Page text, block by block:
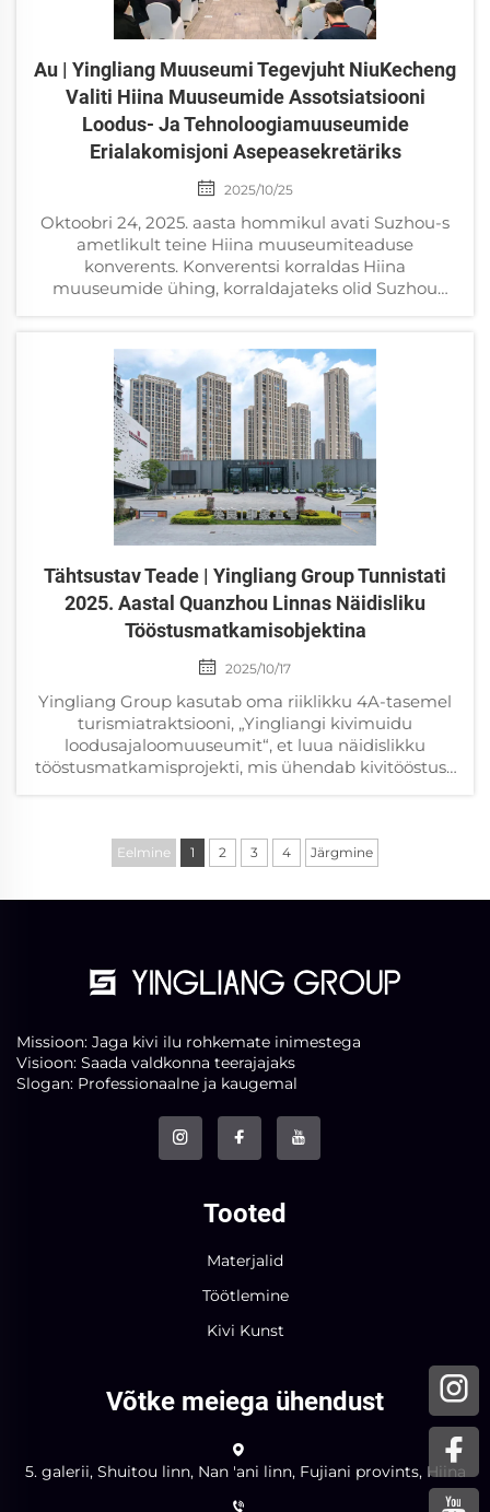
Au | Yingliang Muuseumi Tegevjuht NiuKecheng
Valiti Hiina Muuseumide Assotsiatsiooni
Loodus- Ja Tehnoloogiamuuseumide
Erialakomisjoni Asepeasekretäriks
2025/10/25
Oktoobri 24, 2025. aasta hommikul avati Suzhou-s
ametlikult teine Hiina muuseumiteaduse
konverents. Konverentsi korraldas Hiina
muuseumide ühing, korraldajateks olid Suzhou
Tähtsustav Teade | Yingliang Group Tunnistati
2025. Aastal Quanzhou Linnas Näidisliku
Tööstusmatkamisobjektina
2025/10/17
Yingliang Group kasutab oma riiklikku 4A-tasemel
turismiatraktsiooni, „Yingliangi kivimuidu
loodusajaloomuuseumit“, et luua näidislikku
tööstusmatkamisprojekti, mis ühendab kivitööstuse
Eelmine 1 2 3 4 Järgmine
Missioon: Jaga kivi ilu rohkemate inimestega
Visioon: Saada valdkonna teerajajaks
Slogan: Professionaalne ja kaugemal
Tooted
Materjalid
Töötlemine
Kivi Kunst
Võtke meiega ühendust
5. galerii, Shuitou linn, Nan 'ani linn, Fujiani provints, Hiina